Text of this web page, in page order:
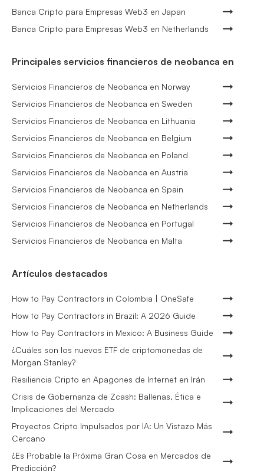
Banca Cripto para Empresas Web3 en Japan
Banca Cripto para Empresas Web3 en Netherlands
Principales servicios financieros de neobanca en
Servicios Financieros de Neobanca en Norway
Servicios Financieros de Neobanca en Sweden
Servicios Financieros de Neobanca en Lithuania
Servicios Financieros de Neobanca en Belgium
Servicios Financieros de Neobanca en Poland
Servicios Financieros de Neobanca en Austria
Servicios Financieros de Neobanca en Spain
Servicios Financieros de Neobanca en Netherlands
Servicios Financieros de Neobanca en Portugal
Servicios Financieros de Neobanca en Malta
Artículos destacados
How to Pay Contractors in Colombia | OneSafe
How to Pay Contractors in Brazil: A 2026 Guide
How to Pay Contractors in Mexico: A Business Guide
¿Cuáles son los nuevos ETF de criptomonedas de
Morgan Stanley?
Resiliencia Cripto en Apagones de Internet en Irán
Crisis de Gobernanza de Zcash: Ballenas, Ética e
Implicaciones del Mercado
Proyectos Cripto Impulsados por IA: Un Vistazo Más
Cercano
¿Es Probable la Próxima Gran Cosa en Mercados de
Predicción?